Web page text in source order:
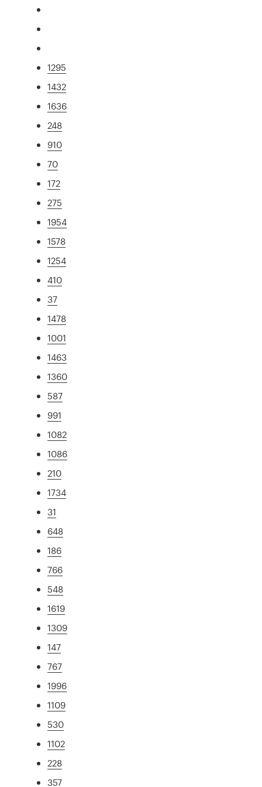
1295
1432
1636
248
910
70
172
275
1954
1578
1254
410
37
1478
1001
1463
1360
587
991
1082
1086
210
1734
31
648
186
766
548
1619
1309
147
767
1996
1109
530
1102
228
357